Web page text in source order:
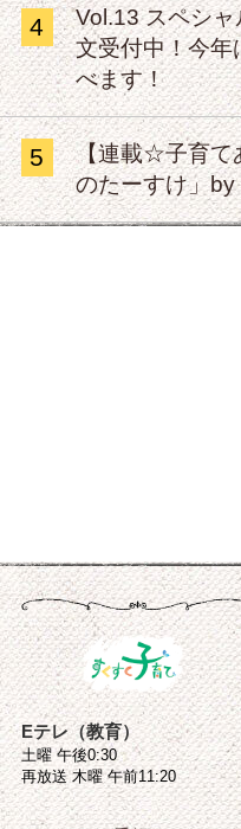
4
Vol.13 スペシ
文受付中！今年
べます！
5
【連載☆子育て
のたーすけ」
Eテレ（教育）
土曜 午後0:30
再放送 木曜 午前11:20